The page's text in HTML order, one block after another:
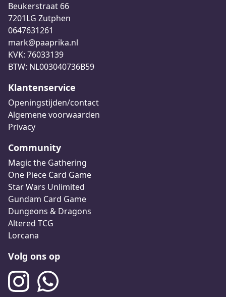
Beukerstraat 66
7201LG Zutphen
0647631261
mark@paaprika.nl
KVK: 76033139
BTW: NL003040736B59
Klantenservice
Openingstijden/contact
Algemene voorwaarden
Privacy
Community
Magic the Gathering
One Piece Card Game
Star Wars Unlimited
Gundam Card Game
Dungeons & Dragons
Altered TCG
Lorcana
Volg ons op